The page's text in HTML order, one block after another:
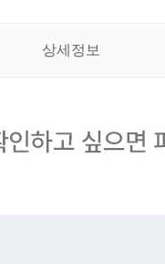
상세정보